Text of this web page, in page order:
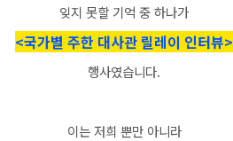
잊지 못할 기억 중 하나가
<국가별 주한 대사관 릴레이 인터뷰>
행사였습니다.
이는 저희 뿐만 아니라